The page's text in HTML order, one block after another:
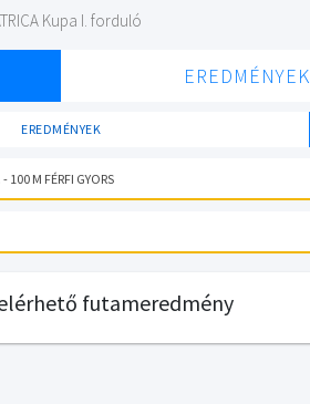
Kupa I. forduló
EREDMÉNYEK
EREDMÉNYEK
- 100 M FÉRFI GYORS
futameredmény